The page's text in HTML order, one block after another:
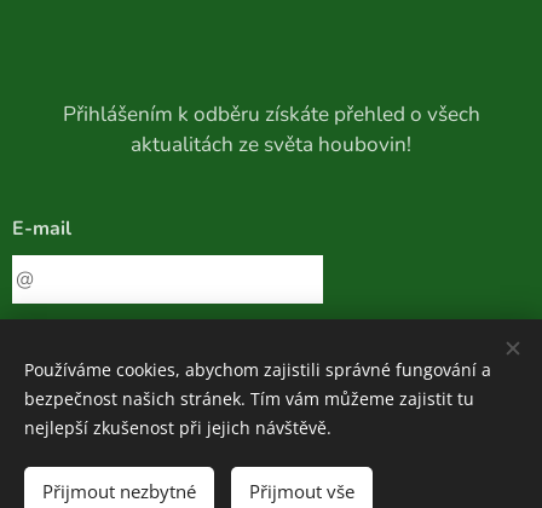
Přihlášením k odběru získáte přehled o všech
aktualitách ze světa houbovin!
E-mail
Houboviny © 2020-2026
Používáme cookies, abychom zajistili správné fungování a
bezpečnost našich stránek. Tím vám můžeme zajistit tu
nejlepší zkušenost při jejich návštěvě.
Přijmout nezbytné Přijmout vše